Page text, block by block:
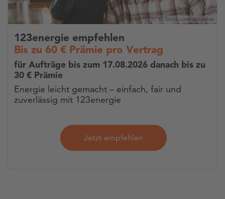
123energie empfehlen
Bis zu 60 € Prämie pro Vertrag
für Aufträge bis zum 17.08.2026 danach bis zu
30 € Prämie
Energie leicht gemacht – einfach, fair und
zuverlässig mit 123energie
Jetzt empfehlen